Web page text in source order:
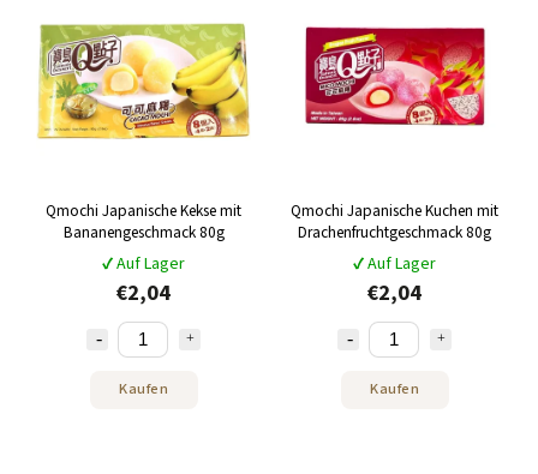
Teuerste
Alphabetisch
Qmochi Japanische Kekse mit
Bananengeschmack 80g
✔ Auf Lager
€2,04
Kaufen
Qmochi Japanische Kuchen mit
Drachenfruchtgeschmack 80g
✔ Auf Lager
€2,04
Kaufen